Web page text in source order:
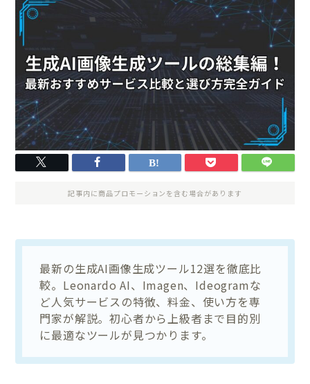
記事内に商品プロモーションを含む場合があります
最新の生成AI画像生成ツール12選を徹底比
較。Leonardo AI、Imagen、Ideogramな
ど人気サービスの特徴、料金、使い方を専
門家が解説。初心者から上級者まで目的別
に最適なツールが見つかります。